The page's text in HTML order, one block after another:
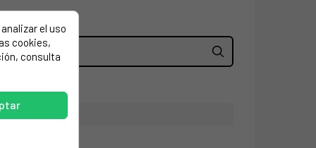
el uso
cookies,
consulta